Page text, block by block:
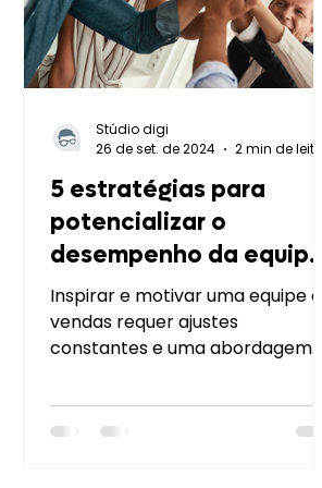
5 estratégias para
potencializar o
desempenho da equipe
de vendas
Inspirar e motivar uma equipe de
vendas requer ajustes
constantes e uma abordagem
motivados são mais...
Stúdio digi
26 de set. de 2024